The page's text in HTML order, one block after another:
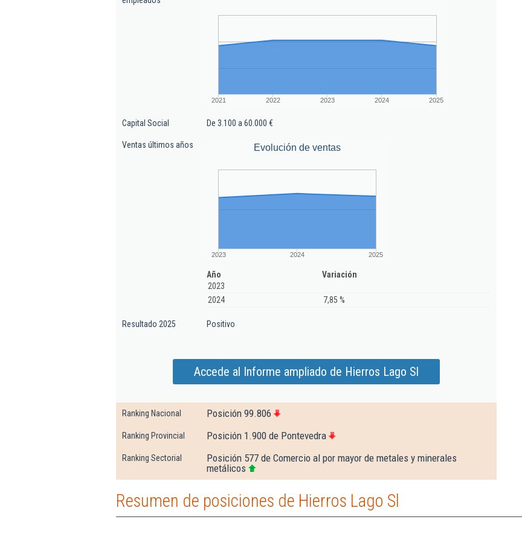
2021 2022 2023 2024 2025
Capital Social De 3.100 a 60.000 €
Ventas últimos años Evolución de ventas
2023 2024 2025
Año
Variación
2023
2024
7,85 %
Resultado 2025 Positivo
Accede al Informe ampliado de Hierros Lago Sl
Ranking Nacional Posición 99.806
Ranking Provincial Posición 1.900 de Pontevedra
Ranking Sectorial
Posición 577 de Comercio al por mayor de metales y minerales
metálicos
Resumen de posiciones de Hierros Lago Sl